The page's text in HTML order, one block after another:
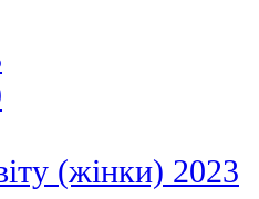
(жінки) 2023